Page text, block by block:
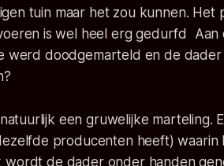
tuin maar het zou kunnen. Het
is wel heel erg gedurfd Aan
werd doodgemarteld en de dader
een gruwelijke marteling.
producenten heeft) waarin
wordt de dader onder handen